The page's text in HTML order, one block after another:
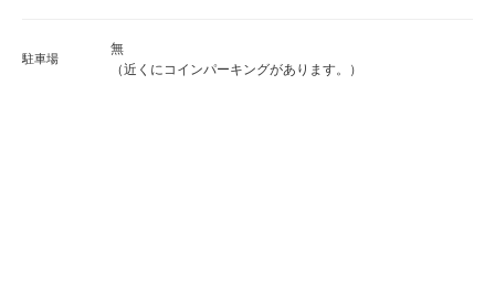
駐車場
無
（近くにコインパーキングがあります。）